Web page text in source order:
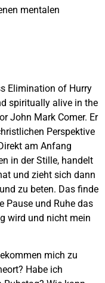
mentalen
Elimination of Hurry
spiritually alive in the
John Mark Comer. Er
Perspektive
am Anfang
in der Stille, handelt
und zieht sich dann
zu beten. Das finde
Pause und Ruhe das
wird und nicht mein
mich zu
Habe ich